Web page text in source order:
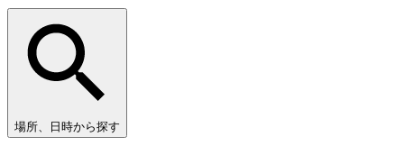
場所、日時から探す